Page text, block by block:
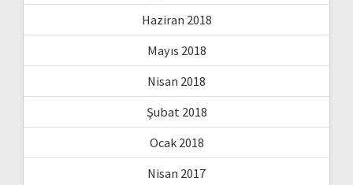
Haziran 2018
Mayıs 2018
Nisan 2018
Şubat 2018
Ocak 2018
Nisan 2017